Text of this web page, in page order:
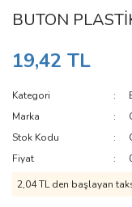
BUTON
19,42 TL
Kategori
Marka
Stok Kodu
Fiyat
2,04 TL den başlayan